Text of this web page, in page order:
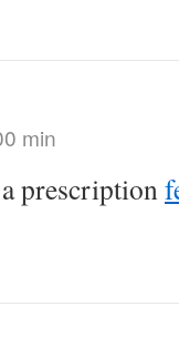
min
prescription